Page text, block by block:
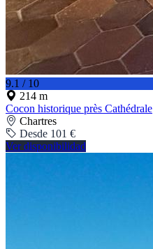
9.1 / 10
214 m
Cocon historique près Cathédrale
Chartres
Desde 101 €
Ver disponibilidad